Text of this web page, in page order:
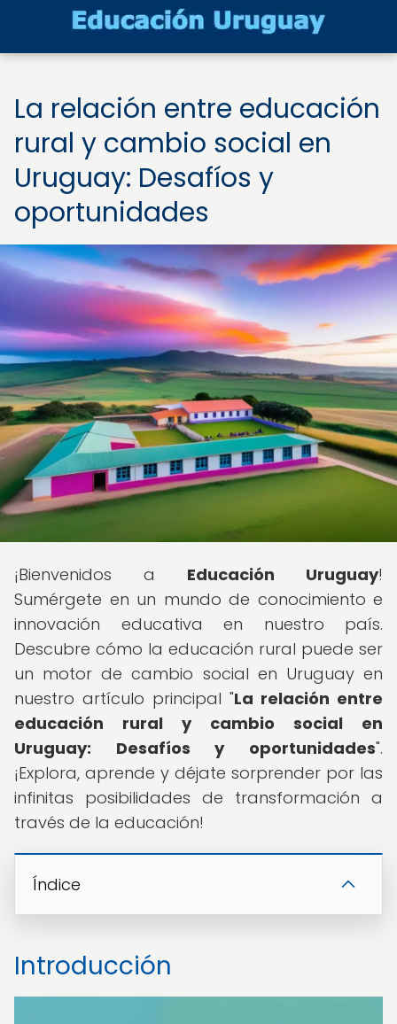
La relación entre educación
rural y cambio social en
Uruguay: Desafíos y
oportunidades
¡Bienvenidos a Educación Uruguay!
Sumérgete en un mundo de conocimiento e
innovación educativa en nuestro país.
Descubre cómo la educación rural puede ser
un motor de cambio social en Uruguay en
nuestro artículo principal "La relación entre
educación rural y cambio social en
Uruguay: Desafíos y oportunidades".
¡Explora, aprende y déjate sorprender por las
infinitas posibilidades de transformación a
través de la educación!
Índice
Introducción